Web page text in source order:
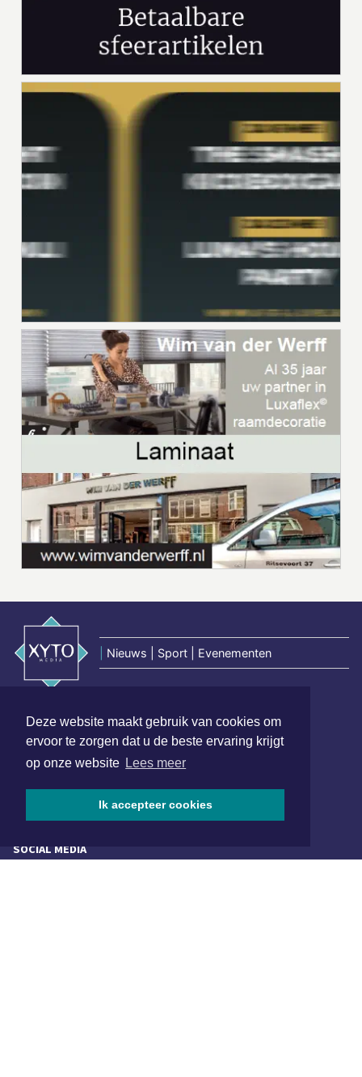
Deze website maakt gebruik van cookies om
ervoor te zorgen dat u de beste ervaring krijgt
op onze website Lees meer
Ik accepteer cookies
Nieuws | Sport | Evenementen
van Benthuizenlaan 1
1701 BZ Heerhugowaard
SOCIAL MEDIA